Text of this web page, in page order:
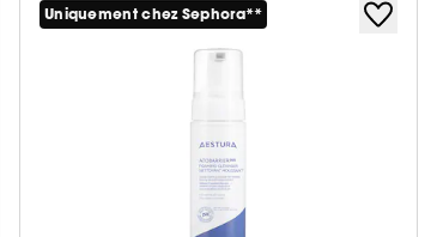
Uniquement chez Sephora**